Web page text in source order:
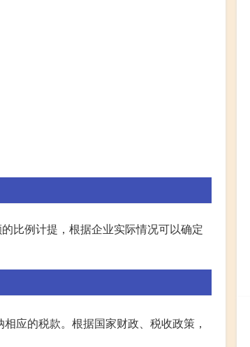
比例计提，根据企业实际情况可以确定
应的税款。根据国家财政、税收政策，